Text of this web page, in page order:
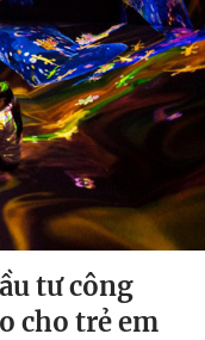
tư công
cho trẻ em